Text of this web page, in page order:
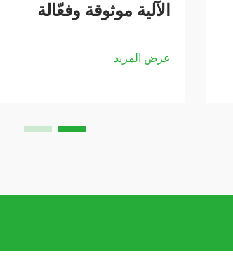
الآلية موثوقة وفعّالة
عرض المزيد